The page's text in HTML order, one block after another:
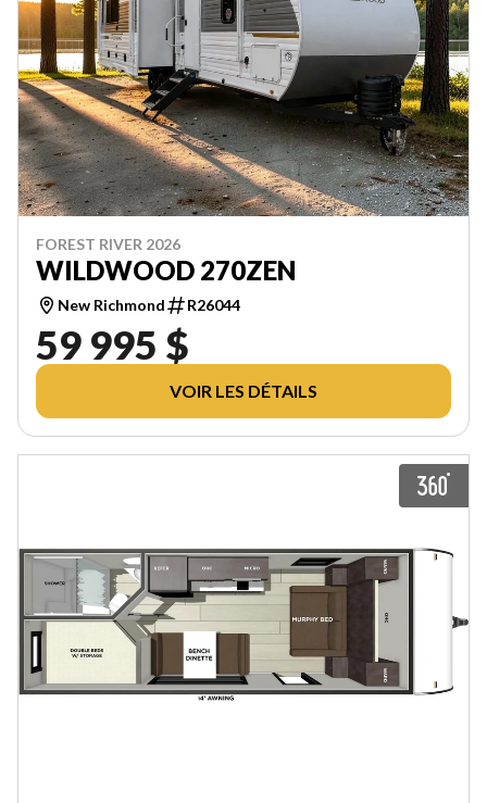
FOREST RIVER 2026
WILDWOOD 270ZEN
New Richmond R26044
59 995 $
VOIR LES DÉTAILS